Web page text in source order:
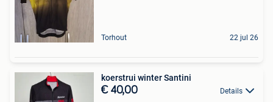
Torhout 22 jul 26
koerstrui winter Santini
€ 40,00 Details